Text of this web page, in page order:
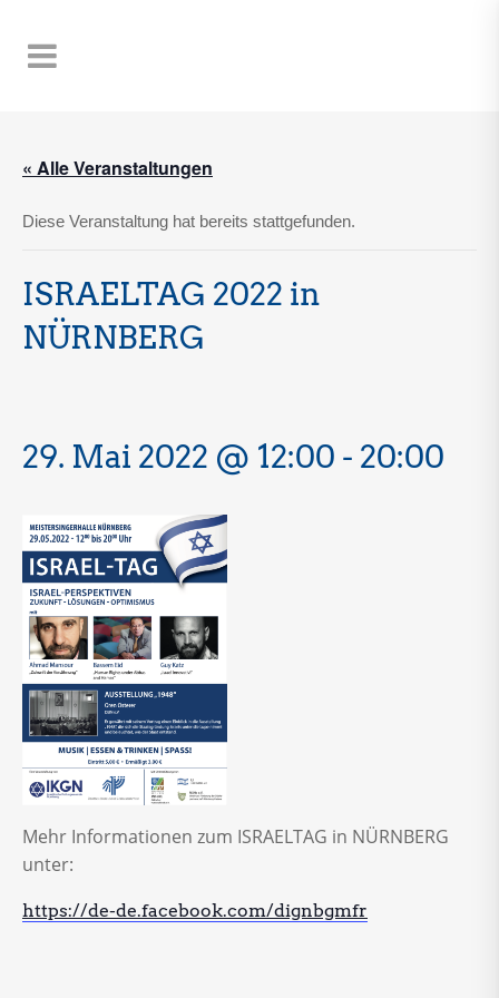
« Alle Veranstaltungen
Diese Veranstaltung hat bereits stattgefunden.
ISRAELTAG 2022 in
NÜRNBERG
29. Mai 2022 @ 12:00 - 20:00
Mehr Informationen zum ISRAELTAG in NÜRNBERG
unter:
https://de-de.facebook.com/dignbgmfr